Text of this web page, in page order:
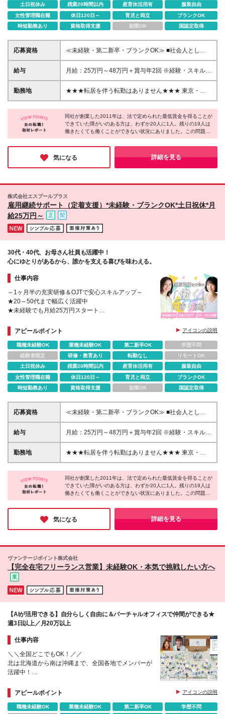
土日祝休み
残業20時間以内 産育休活用有
服装自由
女性管理職在籍
休日120日～ 育児と両立
ブランクOK
時短勤務あり
資格取得支援 副業OK 国認定取得
応募資格
≪未経験・第二新卒・ブランクOK≫ ■社会人として
の何らかの職務経験をお持ちの方 ■専門卒以上 ＜以下
のような方を歓迎します＞ ■「1人でも多くの障がい
共感いただける方 ■「困っている人の力になりたい」
という想いがある方 ■指示待ちではなく積極的に行動
給与
月給：25万円～48万円＋賞与年2回 ※経験・スキルを
考慮して決定します。 ※試用期間3カ月あり（期間中
の給与・福利厚生に差異はありません） ※残業代は別
などの待遇に差異はありません（契約社員：正社員登
用あり） 【契約社員のみ】 ※契約の更新 有（業務
習熟度・勤務実績等により判断／6カ月ごとに更新）
勤務地
★★★転居を伴う転勤はありません★★★ 東京・神
奈川・埼玉・千葉・愛知・大阪の自社農園にて勤務い
ただきます。 ※配属先は現住所やご希望などを考慮し
て決定します ※マイカー通勤OK（勤務地により異な
ります） (変更の範囲)上記を除く当社関連勤務地
同社が創業した2011年は、法で定められた最低賃金を得ることが
できていた障がいのある方は、わずか20人に1人。残りの19人は
働きたくても働くことができない状況にありました。この問題を
解決すべく誕生したのが『わーくはぴねす農園』なのだそうで
す。お話を伺う中で、その企業理念や取り組みに心打たれまし
た。「誰かの役に立つのが嬉しい」「家族や友人に誇れる仕事が
したい」そんな方にピッタリの環境ではないでしょうか。
気になる 詳細を見る
株式会社エスプールプラス
雇用継続サポート（定着支援）*未経験・ブランクOK*土日祝休*月
給25万円～
30代・40代、お母さん社員も活躍中！
心にゆとりがあるから、誰かを支える喜びを味わえる。
仕事内容
～1ヶ月半の充実研修＆OJTで安心スキルアップ～
★20～50代まで幅広く活躍中
★未経験でも月給25万円スタート
★お母さん社員も活躍中（「えるぼし」三つ星認定）
アピールポイント アイコンの説明
職種未経験OK 業種未経験OK 第二新卒OK
学歴不問
経験者限定
研修・教育あり 転勤なし
リモートOK
土日祝休み
残業20時間以内 産育休活用有
服装自由
女性管理職在籍
休日120日～ 育児と両立
ブランクOK
時短勤務あり
資格取得支援 副業OK 国認定取得
応募資格
≪未経験・第二新卒・ブランクOK≫ ■社会人として
の何らかの職務経験をお持ちの方 ■専門卒以上 ＜以下
のような方を歓迎します＞ ■「1人でも多くの障がい
共感いただける方 ■「困っている人の力になりたい」
という想いがある方 ■指示待ちではなく積極的に行動
給与
月給：25万円～48万円＋賞与年2回 ※経験・スキルを
考慮して決定します。 ※試用期間3カ月あり（期間中
の給与・福利厚生に差異はありません） ※残業代は別
などの待遇に差異はありません（契約社員：正社員登
用あり） 【契約社員のみ】 ※契約の更新 有（業務
習熟度・勤務実績等により判断／6カ月ごとに更新）
勤務地
★★★転居を伴う転勤はありません★★★ 東京・神
奈川・埼玉・千葉・愛知・大阪の自社農園にて勤務い
ただきます。 ※配属先は現住所やご希望などを考慮し
て決定します ※マイカー通勤OK（勤務地により異な
ります） (変更の範囲)上記を除く当社関連勤務地
同社が創業した2011年は、法で定められた最低賃金を得ることが
できていた障がいのある方は、わずか20人に1人。残りの19人は
働きたくても働くことができない状況にありました。この問題を
解決すべく誕生したのが『わーくはぴねす農園』なのだそうで
す。お話を伺う中で、その企業理念や取り組みに心打たれまし
た。「誰かの役に立つのが嬉しい」「家族や友人に誇れる仕事が
したい」そんな方にピッタリの環境ではないでしょうか。
気になる 詳細を見る
ヴァンテージポイント株式会社
【完全在宅フリーランス営業】未経験OK・本気で挑戦したい方へ
【AIが活用できる】自分らしく自由に＆バーチャルオフィスで仲間ができる★
週3日以上／月20万以上
仕事内容
＼＼全国どこでもOK！／／
北は北海道から南は沖縄まで、全国各地でメンバーが
活躍中！
近に感じながら働けます。
アピールポイント アイコンの説明
職種未経験OK 業種未経験OK 第二新卒OK
学歴不問